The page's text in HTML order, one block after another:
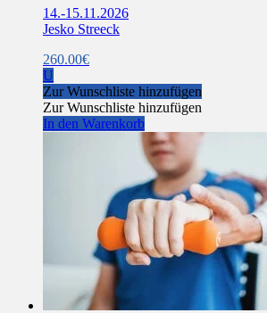
14.-15.11.2026
Jesko Streeck
260.00€
U
Zur Wunschliste hinzufügen
Zur Wunschliste hinzufügen
In den Warenkorb